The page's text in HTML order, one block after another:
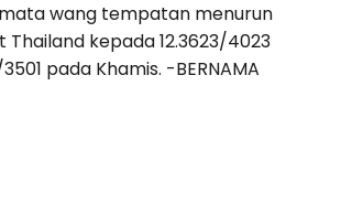
wang tempatan menurun
kepada 12.3623/4023
pada Khamis. -BERNAMA